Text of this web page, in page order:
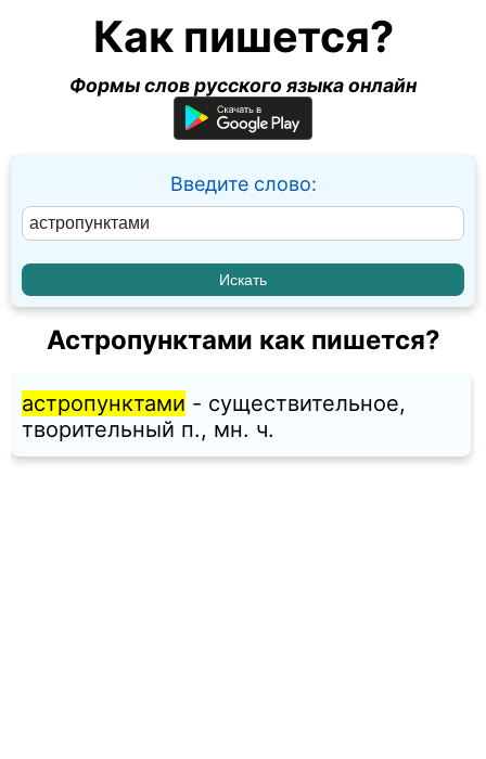
Как пишется?
Формы слов русского языка онлайн
Введите слово:
Астропунктами как пишется?
астропунктами - существительное,
творительный п., мн. ч.